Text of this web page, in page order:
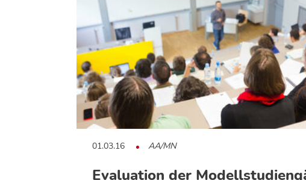
01.03.16 AA/MN
Evaluation der